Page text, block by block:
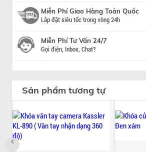
Miễn Phí Giao Hàng Toàn Quốc
Lắp đặt siêu tốc trong vòng 24h
Miễn Phí Tư Vấn 24/7
Gọi điện, Inbox, Chat?
Sản phẩm tương tự